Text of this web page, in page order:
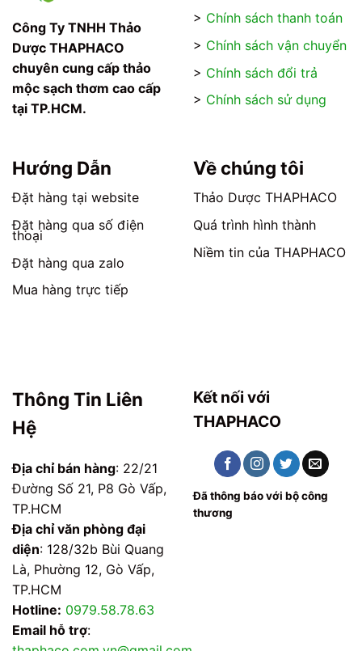
Công Ty TNHH Thảo
Dược THAPHACO
chuyên cung cấp thảo
mộc sạch thơm cao cấp
tại TP.HCM.
> Chính sách thanh toán
> Chính sách vận chuyển
> Chính sách đổi trả
> Chính sách sử dụng
Hướng Dẫn
Đặt hàng tại website
Đặt hàng qua số điện
thoại
Đặt hàng qua zalo
Mua hàng trực tiếp
Về chúng tôi
Thảo Dược THAPHACO
Quá trình hình thành
Niềm tin của THAPHACO
Thông Tin Liên
Hệ
Địa chỉ bán hàng: 22/21
Đường Số 21, P8 Gò Vấp,
TP.HCM
Địa chỉ văn phòng đại
diện: 128/32b Bùi Quang
Là, Phường 12, Gò Vấp,
TP.HCM
Hotline: 0979.58.78.63
Email hỗ trợ:
Kết nối với
THAPHACO
Đã thông báo với bộ công
thương